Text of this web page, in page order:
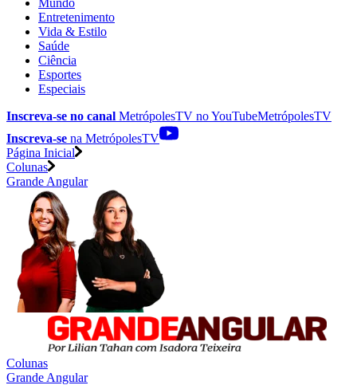
Entretenimento
Vida & Estilo
Saúde
Ciência
Esportes
Especiais
Inscreva-se no canal MetrópolesTV noYouTubeMetrópolesTV
Inscreva-se na MetrópolesTV
Página Inicial
Colunas
Grande Angular
Colunas
Grande Angular